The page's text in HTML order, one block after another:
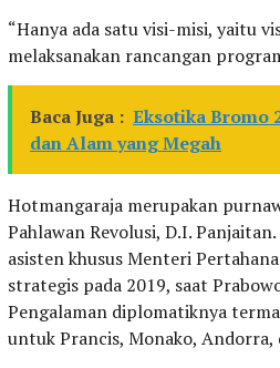
“Hanya ada satu visi-misi, yaitu
melaksanakan rancangan
Baca Juga : Eksotika Bromo
dan Alam yang Megah
Hotmangaraja merupakan
Pahlawan Revolusi, D.I.
asisten khusus Menteri
strategis pada 2019, saat
Pengalaman diplomatiknya
untuk Prancis, Monako, Andorra,